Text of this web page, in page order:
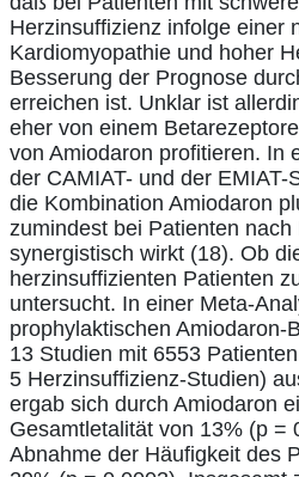
Herzinsuffizienz infolge einer
Kardiomyopathie und hoher
Besserung der Prognose
erreichen ist. Unklar ist
eher von einem
von Amiodaron profitieren. In
der CAMIAT- und der
die Kombination Amiodaron
zumindest bei Patienten
synergistisch wirkt (18). Ob
herzinsuffizienten Patienten
untersucht. In einer Meta-
prophylaktischen Amiodaron-
13 Studien mit 6553
5 Herzinsuffizienz-Studien)
ergab sich durch Amiodaron
Gesamtletalität von 13% (p =
Abnahme der Häufigkeit des